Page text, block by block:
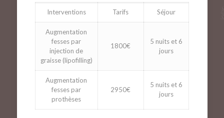
Interventions Tarifs Séjour
Augmentation
fesses par
injection de
graisse (lipofilling)
1800€
5 nuits et 6
jours
Augmentation
fesses par
prothèses
2950€
5 nuits et 6
jours